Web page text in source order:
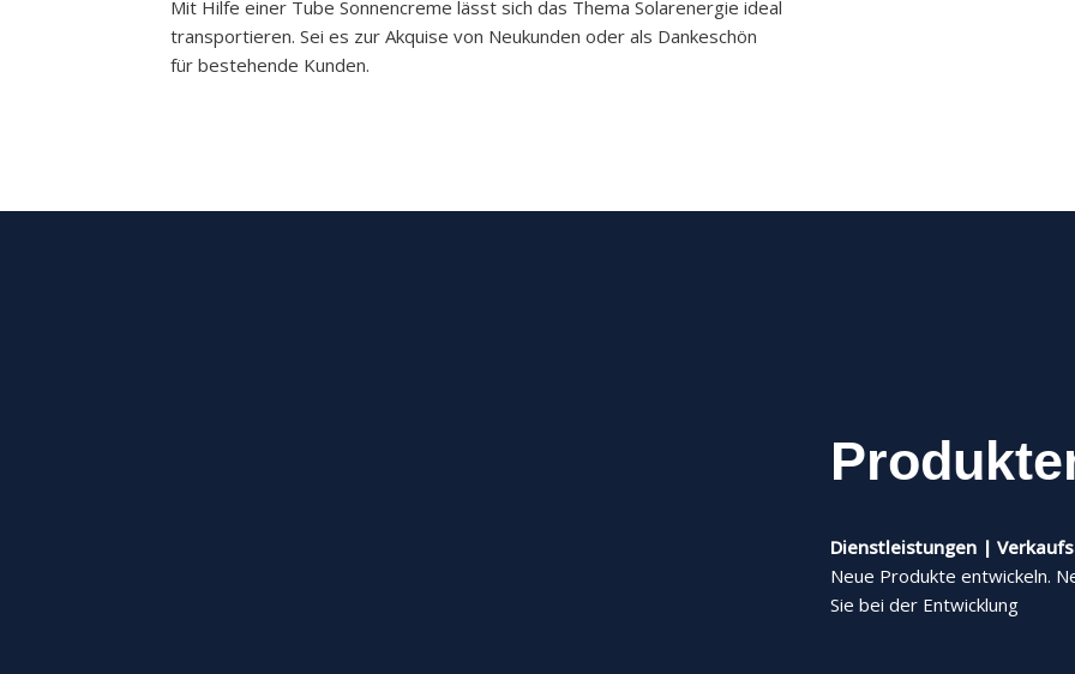
Mit Hilfe einer Tube Sonnencreme lässt sich das Thema Solarenergie ideal
transportieren. Sei es zur Akquise von Neukunden oder als Dankeschön
für bestehende Kunden.
Dienstleistungen |
Neue Produkte entwickeln.
Sie bei der Entwicklung